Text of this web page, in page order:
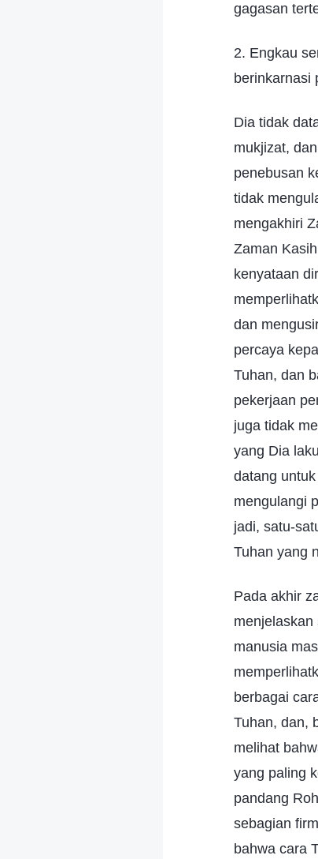
gagasan
2. Engkau
berinkarnasi
Dia tidak
mukjizat,
penebusan
tidak
mengakhiri
Zaman
kenyataan
dan
percaya
Tuhan, dan
pekerjaan
juga tidak
yang Dia
datang
mengulangi
jadi, satu-
Tuhan yang
Pada akhir
manusia
berbagai
Tuhan, dan,
melihat
yang paling
pandang
sebagian
bahwa cara